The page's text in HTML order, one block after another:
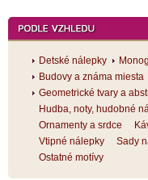
Detské nálepky
Budovy a známa miesta
Geometrické tvary a
Hudba, noty, hudobné
Ornamenty a srdce
Vtipné nálepky
Sady
Ostatné motívy